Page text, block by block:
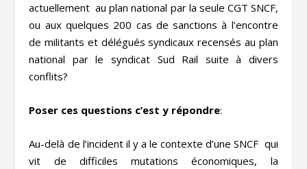
actuellement au plan national par la seule CGT SNCF,
ou aux quelques 200 cas de sanctions à l’encontre
de militants et délégués syndicaux recensés au plan
national par le syndicat Sud Rail suite à divers
conflits?
Poser ces questions c’est y répondre:
Au-delà de l’incident il y a le contexte d’une SNCF qui
vit de difficiles mutations économiques, la